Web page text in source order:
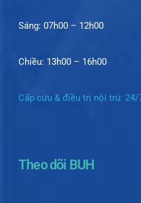
Sáng: 07h00 – 12h00
Chiều: 13h00 – 16h00
Cấp cứu & điều trị nội trú: 24/
Theo dõi BUH